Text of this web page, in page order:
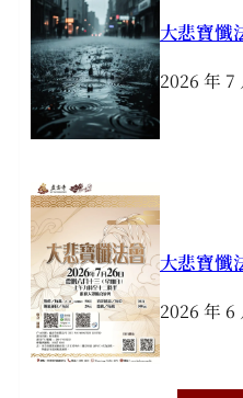
大悲寶懺
2026 年 7
大悲寶懺
2026 年 6